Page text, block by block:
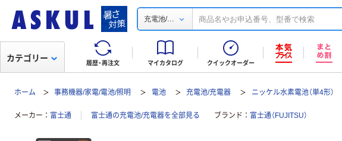
充電池/...
履歴・再注文 マイカタログ クイックオーダー
カテゴリー
ホーム 事務機器/家電/電池/照明 電池 充電池/充電器 ニッケル水素電池（単4形）
メーカー 富士通 富士通の充電池/充電器を全部見る ブランド 富士通（FUJITSU）